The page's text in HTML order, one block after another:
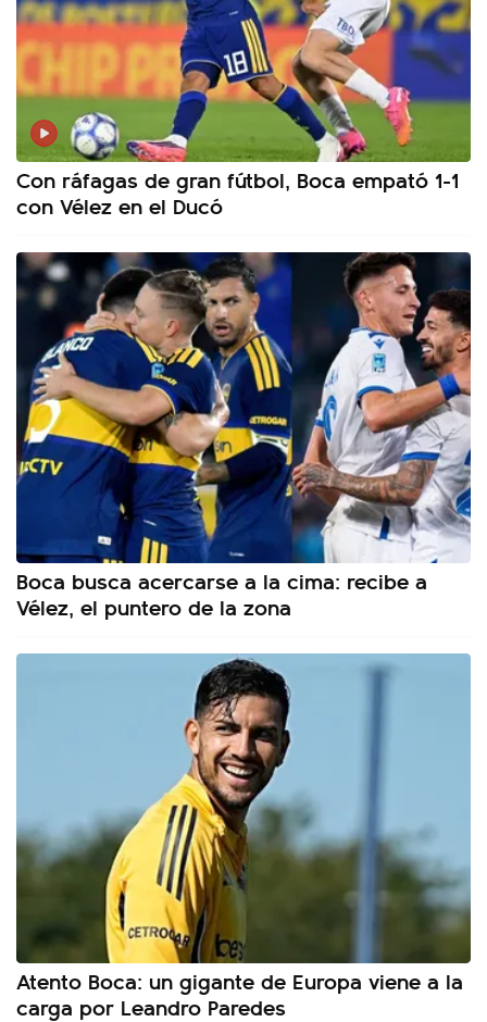
Con ráfagas de gran fútbol, Boca empató 1-1
con Vélez en el Ducó
Boca busca acercarse a la cima: recibe a
Vélez, el puntero de la zona
Atento Boca: un gigante de Europa viene a la
carga por Leandro Paredes